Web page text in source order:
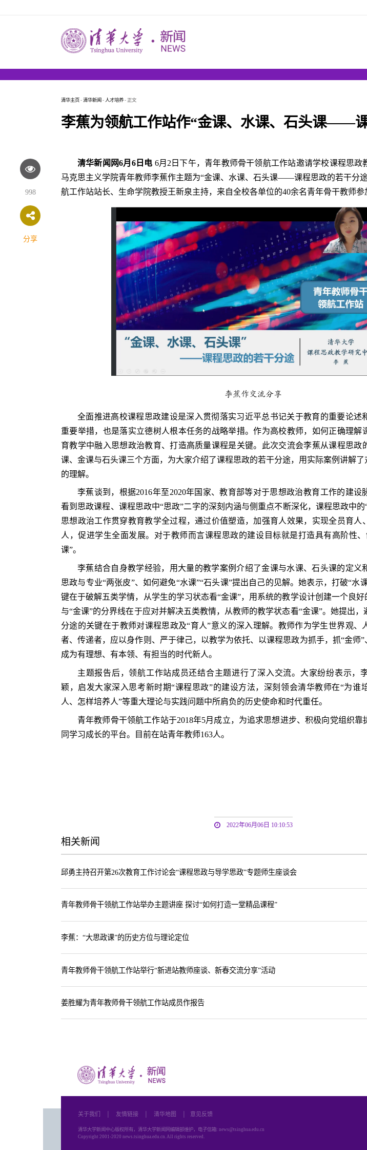
清华主页 - 清华新闻 - 人才培养 - 正文
李蕉为领航工作站作“金课、水课、石头课——
998
分享
清华新闻网6月6日电 6月2日下午，青年教师骨干领航工作站邀请学校课程思政
马克思主义学院青年教师李蕉作主题为“金课、水课、石头课——课程思政的若干分
航工作站站长、生命学院教授王新泉主持，来自全校各单位的40余名青年骨干教师参
李蕉作交流分享
全面推进高校课程思政建设是深入贯彻落实习近平总书记关于教育的重要论述
重要举措，也是落实立德树人根本任务的战略举措。作为高校教师，如何正确理解
育教学中融入思想政治教育、打造高质量课程是关键。此次交流会李蕉从课程思政
课、金课与石头课三个方面，为大家介绍了课程思政的若干分途，用实际案例讲解了
的理解。
李蕉谈到，根据2016年至2020年国家、教育部等对于思想政治教育工作的建设
看到思政课程、课程思政中“思政”二字的深刻内涵与侧重点不断深化，课程思政中的
思想政治工作贯穿教育教学全过程，通过价值塑造，加强育人效果，实现全员育人
人，促进学生全面发展。对于教师而言课程思政的建设目标就是打造具有高阶性
课”。
李蕉结合自身教学经验，用大量的教学案例介绍了金课与水课、石头课的定义
思政与专业“两张皮”、如何避免“水课”“石头课”提出自己的见解。她表示，打破“水
键在于破解五类学情，从学生的学习状态看“金课”，用系统的教学设计创建一个良好
与“金课”的分界线在于应对并解决五类教情，从教师的教学状态看“金课”。她提出
分途的关键在于教师对课程思政及“育人”意义的深入理解。教师作为学生世界观、
者、传递者，应以身作则、严于律己，以教学为依托、以课程思政为抓手，抓“金师”
成为有理想、有本领、有担当的时代新人。
主题报告后，领航工作站成员还结合主题进行了深入交流。大家纷纷表示，
颖，启发大家深入思考新时期“课程思政”的建设方法，深刻领会清华教师在“为谁
人、怎样培养人”等重大理论与实践问题中所肩负的历史使命和时代重任。
青年教师骨干领航工作站于2018年5月成立，为追求思想进步、积极向党组织靠
同学习成长的平台。目前在站青年教师163人。
2022年06月06日 10:10:53
相关新闻
邱勇主持召开第26次教育工作讨论会“课程思政与导学思政”专题师生座谈会
青年教师骨干领航工作站举办主题讲座 探讨“如何打造一堂精品课程”
李蕉：“大思政课”的历史方位与理论定位
青年教师骨干领航工作站举行“新进站教师座谈、新春交流分享”活动
姜胜耀为青年教师骨干领航工作站成员作报告
关于我们 友情链接 清华地图 意见反馈
清华大学新闻中心版权所有，清华大学新闻网编辑部维护，电子信箱: news@tsinghua.edu.cn
Copyright 2001-2020 news.tsinghua.edu.cn. All rights reserved.